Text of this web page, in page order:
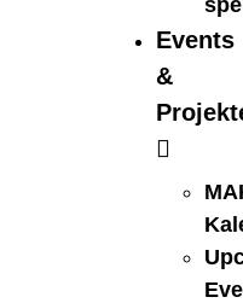
Events
&